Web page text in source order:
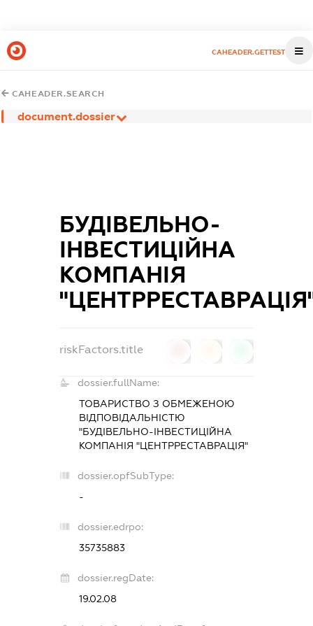
CAHEADER.GETTEST
CAHEADER.SEARCH
document.dossier
БУДІВЕЛЬНО-
ІНВЕСТИЦІЙНА
КОМПАНІЯ
riskFactors.title
dossier.fullName:
ТОВАРИСТВО З ОБМЕЖЕНОЮ
ВІДПОВІДАЛЬНІСТЮ
"БУДІВЕЛЬНО-ІНВЕСТИЦІЙНА
КОМПАНІЯ "ЦЕНТРРЕСТАВРАЦІЯ"
dossier.opfSubType:
-
dossier.edrpo:
35735883
dossier.regDate:
19.02.08